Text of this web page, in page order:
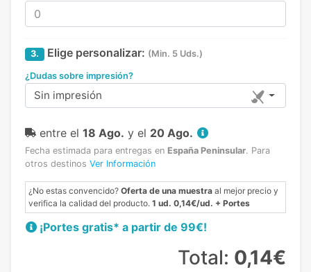
3. Elige personalizar: (Min. 5 Uds.)
¿Dudas sobre impresión?
Sin impresión
entre el 18 Ago. y el 20 Ago.
Fecha estimada para entregas en España Peninsular. Para
otros destinos Ver Información
¿No estas convencido? Oferta de una muestra al mejor precio y
verifica la calidad del producto. 1 ud. 0,14€/ud. + Portes
¡Portes gratis* a partir de 99€!
Total: 0,14€